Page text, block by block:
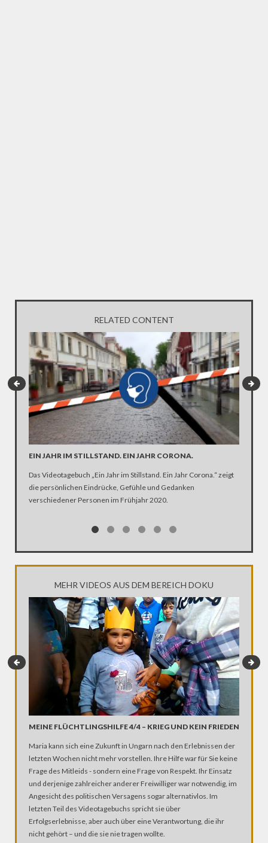
RELATED CONTENT
EIN JAHR IM STILLSTAND. EIN JAHR CORONA.
Das Videotagebuch „Ein Jahr im Stillstand. Ein Jahr Corona.“ zeigt
die persönlichen Eindrücke, Gefühle und Gedanken
verschiedener Personen im Frühjahr 2020.
MEHR VIDEOS AUS DEM BEREICH DOKU
MEINE FLÜCHTLINGSHILFE 4/4 – KRIEG UND KEIN FRIEDEN
Maria kann sich eine Zukunft in Ungarn nach den Erlebnissen der
letzten Wochen nicht mehr vorstellen. Ihre Hilfe war für Sie keine
Frage des Mitleids - sondern eine Frage von Respekt. Ihr Einsatz
und derjenige zahlreicher anderer Freiwilliger war notwendig, im
Angesicht des politischen Versagens sogar alternativlos. Im
letzten Teil des Videotagebuchs spricht sie über
Erfolgserlebnisse, aber auch über eine Verantwortung, die ihr
nicht gehört – und die sie nie tragen wollte.